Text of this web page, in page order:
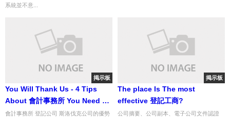
系統並不意...
掲示板
You Will Thank Us - 4 Tips
About 會計事務所 You Need To
Know
會計事務所 登記公司 斯洛伐克公司的優勢
掲示板
The place Is The most
effective 登記工商?
公司摘要、公司副本、電子公司文件認證